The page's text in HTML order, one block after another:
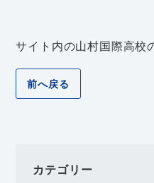
サイト内の山村国際高
前へ戻る
カテゴリー